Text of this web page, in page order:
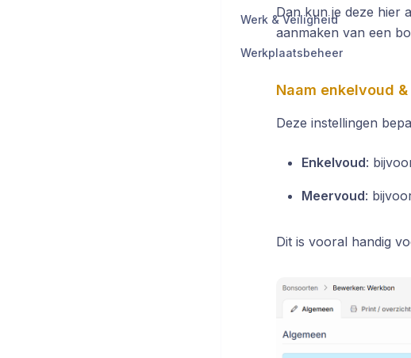
Werk & Veiligheid
Werkplaatsbeheer
Dan kun je deze hier
aanmaken van een
Naam enkelvoud
Deze instellingen
Enkelvoud:
Meervoud:
Dit is vooral handig